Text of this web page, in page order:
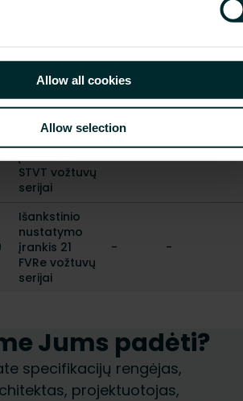
Allow all cookies
Allow selection
įrankis 9 FLK
jungtims
-
Išankstinio
nustatymo
įrankis 18
STVT vožtuvų
serijai
- -
Išankstinio
nustatymo
įrankis 21
FVRe vožtuvų
serijai
- -
Jums padėti?
specifikacijų rengėjas,
projektuotojas,